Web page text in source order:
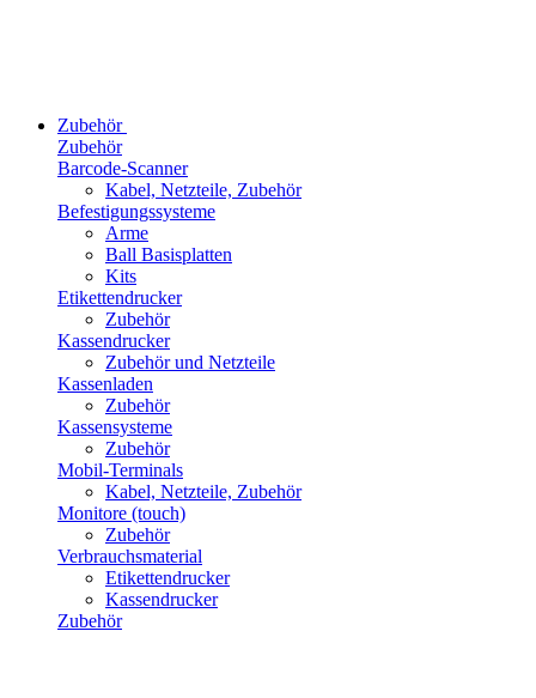
Zubehör
Zubehör
Barcode-Scanner
Kabel, Netzteile, Zubehör
Befestigungssysteme
Arme
Ball Basisplatten
Kits
Etikettendrucker
Zubehör
Kassendrucker
Zubehör und Netzteile
Kassenladen
Zubehör
Kassensysteme
Zubehör
Mobil-Terminals
Kabel, Netzteile, Zubehör
Monitore (touch)
Zubehör
Verbrauchsmaterial
Etikettendrucker
Kassendrucker
Zubehör